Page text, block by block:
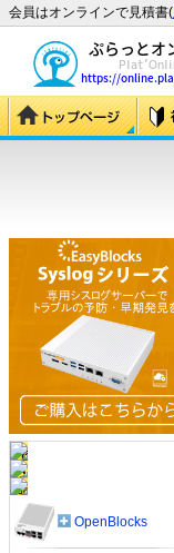
会員はオンラインで見積書(
OpenBlocks